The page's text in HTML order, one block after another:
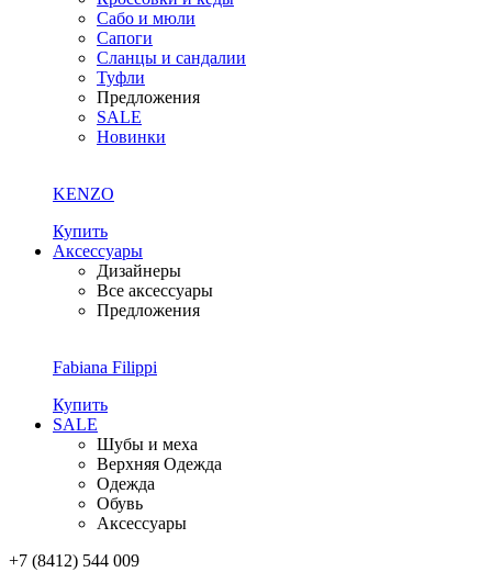
Сабо и мюли
Сапоги
Сланцы и сандалии
Туфли
Предложения
SALE
Новинки
KENZO
Купить
Аксессуары
Дизайнеры
Все аксессуары
Предложения
Fabiana Filippi
Купить
SALE
Шубы и меха
Верхняя Одежда
Одежда
Обувь
Аксессуары
+7 (8412) 544 009